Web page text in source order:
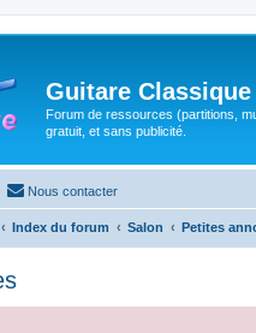
Guitare Classique
Forum de ressources (partitions,
gratuit, et sans publicité.
Nous contacter
Index du forum Salon Petites